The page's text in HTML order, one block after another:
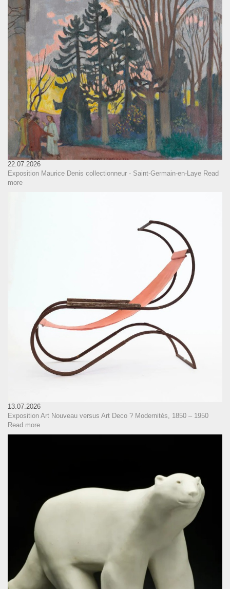
22.07.2026
Exposition Maurice Denis collectionneur - Saint-Germain-en-Laye Read
more
13.07.2026
Exposition Art Nouveau versus Art Deco ? Modernités, 1850 – 1950
Read more